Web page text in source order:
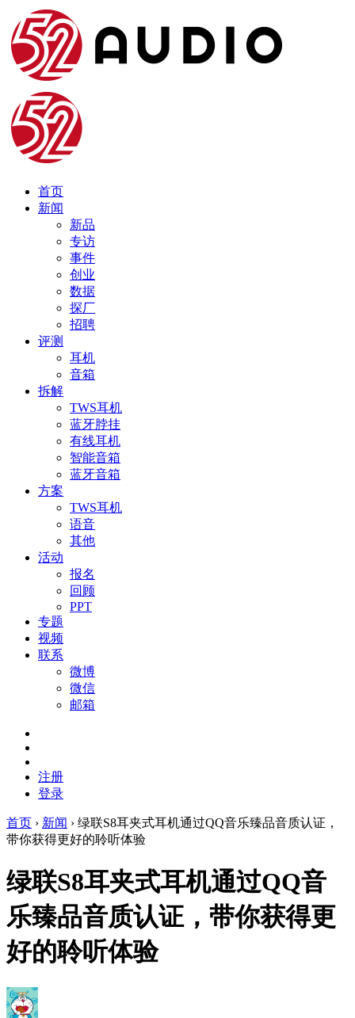
首页
新闻
新品
专访
事件
创业
数据
探厂
招聘
评测
耳机
音箱
拆解
TWS耳机
蓝牙脖挂
有线耳机
智能音箱
蓝牙音箱
方案
TWS耳机
语音
其他
活动
报名
回顾
PPT
专题
视频
联系
微博
微信
邮箱
注册
登录
首页 › 新闻 › 绿联S8耳夹式耳机通过QQ音乐臻品音质认证，
带你获得更好的聆听体验
绿联S8耳夹式耳机通过QQ音
乐臻品音质认证，带你获得更
好的聆听体验